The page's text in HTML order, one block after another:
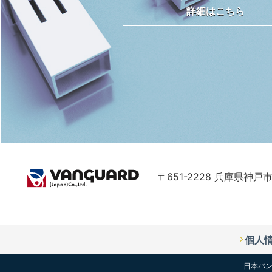
詳細はこちら
〒651-2228 兵庫県神戸
個人
日本バ